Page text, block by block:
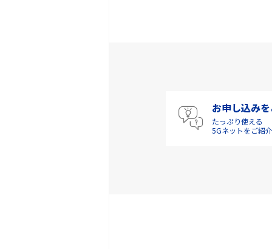
お申し込み
たっぷり使える
5Gネットをご紹介